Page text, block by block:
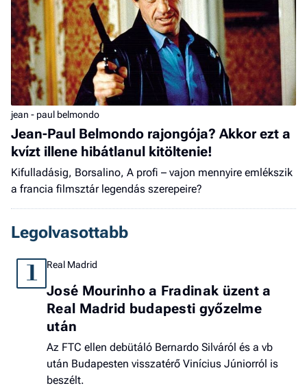
jean - paul belmondo
Jean-Paul Belmondo rajongója? Akkor ezt a
kvízt illene hibátlanul kitöltenie!
Kifulladásig, Borsalino, A profi – vajon mennyire emlékszik
a francia filmsztár legendás szerepeire?
Legolvasottabb
1 Real Madrid
José Mourinho a Fradinak üzent a
Real Madrid budapesti győzelme
után
Az FTC ellen debütáló Bernardo Silváról és a vb
után Budapesten visszatérő Vinícius Júniorról is
beszélt.